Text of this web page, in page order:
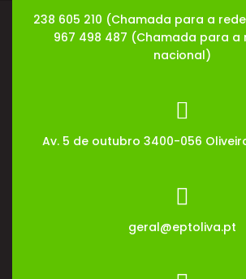
238 605 210 (Chamada para a
967 498 487 (Chamada para a
nacional)
Av. 5 de outubro 3400-056
geral@eptoliva.pt